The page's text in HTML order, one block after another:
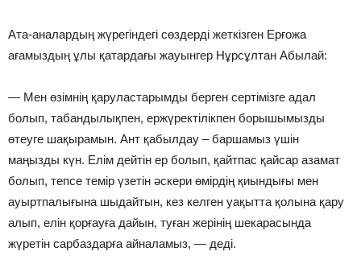
Ата-аналардың жүрегіндегі сөздерді жеткізген Ерғожа
ағамыздың ұлы қатардағы жауынгер Нұрсұлтан Абылай:
— Мен өзімнің қаруластарымды берген сертімізге адал
болып, табандылықпен, ержүректілікпен борышымызды
өтеуге шақырамын. Ант қабылдау – баршамыз үшін
маңызды күн. Елім дейтін ер болып, қайтпас қайсар азамат
болып, тепсе темір үзетін әскери өмірдің қиындығы мен
ауыртпалығына шыдайтын, кез келген уақытта қолына қару
алып, елін қорғауға дайын, туған жерінің шекарасында
жүретін сарбаздарға айналамыз, — деді.